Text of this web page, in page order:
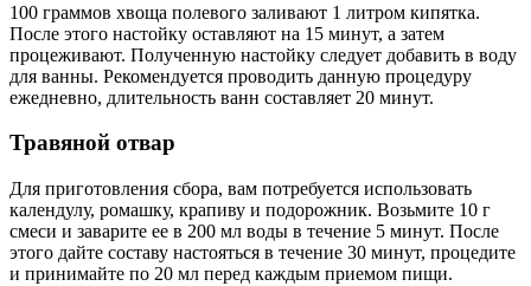
100 граммов хвоща полевого заливают 1 литром кипятка.
После этого настойку оставляют на 15 минут, а затем
процеживают. Полученную настойку следует добавить в воду
для ванны. Рекомендуется проводить данную процедуру
ежедневно, длительность ванн составляет 20 минут.
Травяной отвар
Для приготовления сбора, вам потребуется использовать
календулу, ромашку, крапиву и подорожник. Возьмите 10 г
смеси и заварите ее в 200 мл воды в течение 5 минут. После
этого дайте составу настояться в течение 30 минут, процедите
и принимайте по 20 мл перед каждым приемом пищи.